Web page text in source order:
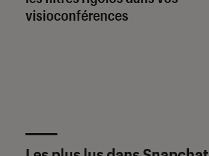
visioconférences